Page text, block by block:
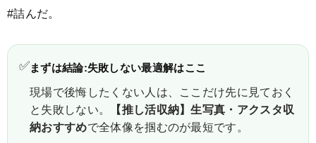
#詰んだ。
✅ まずは結論:失敗しない最適解はここ
現場で後悔したくない人は、ここだけ先に見ておく
と失敗しない。
【推し活収納】生写真・アクスタ収
納おすすめで全体像を掴むのが最短です。